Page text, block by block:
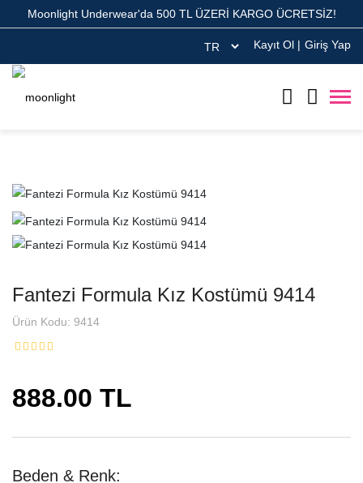
Moonlight Underwear'da 500 TL ÜZERİ KARGO ÜCRETSİZ!
Giriş Yap
Kayıt Ol |
Fantezi Formula Kız Kostümü 9414
Ürün Kodu: 9414
888.00 TL
Beden & Renk: